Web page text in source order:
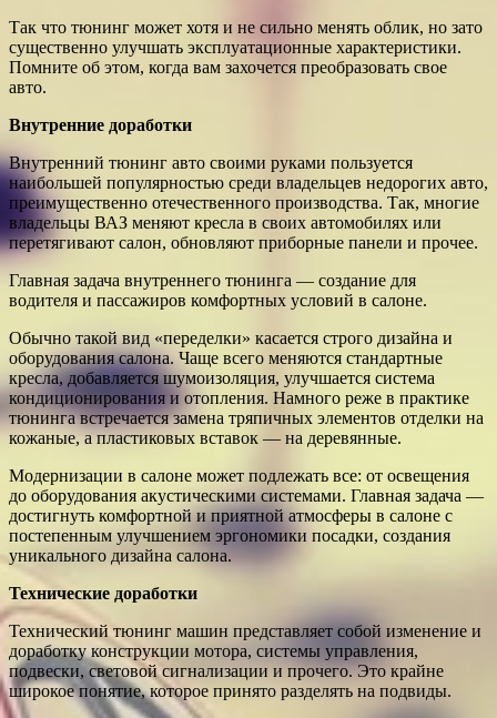
Так что тюнинг может хотя и не сильно менять облик, но зато
существенно улучшать эксплуатационные характеристики.
Помните об этом, когда вам захочется преобразовать свое
авто.
Внутренние доработки
Внутренний тюнинг авто своими руками пользуется
наибольшей популярностью среди владельцев недорогих авто,
преимущественно отечественного производства. Так, многие
владельцы ВАЗ меняют кресла в своих автомобилях или
перетягивают салон, обновляют приборные панели и прочее.
Главная задача внутреннего тюнинга — создание для
водителя и пассажиров комфортных условий в салоне.
Обычно такой вид «переделки» касается строго дизайна и
оборудования салона. Чаще всего меняются стандартные
кресла, добавляется шумоизоляция, улучшается система
кондиционирования и отопления. Намного реже в практике
тюнинга встречается замена тряпичных элементов отделки на
кожаные, а пластиковых вставок — на деревянные.
Модернизации в салоне может подлежать все: от освещения
до оборудования акустическими системами. Главная задача —
достигнуть комфортной и приятной атмосферы в салоне с
постепенным улучшением эргономики посадки, создания
уникального дизайна салона.
Технические доработки
Технический тюнинг машин представляет собой изменение и
доработку конструкции мотора, системы управления,
подвески, световой сигнализации и прочего. Это крайне
широкое понятие, которое принято разделять на подвиды.